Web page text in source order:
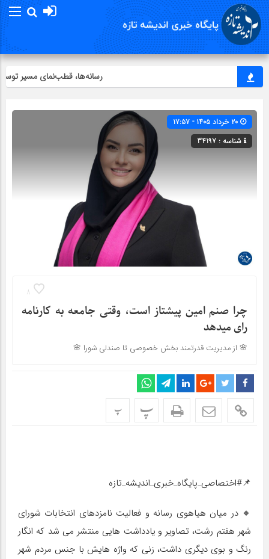
رسانه‌ها، قطب‌نمای مسیر
شناسه : 34197
8
چرا صنم امین پیشتاز است، وقتی جامعه به کارنامه
رای میدهد
🌸 از مدیریت قدرتمند بخش خصوصی تا صندلی شورا 🌸
پ پ
📌#اختصاصی_پایگاه_خبری_اندیشه_تازه
🔸 در میان هیاهوی رسانه و فعالیت نامزدهای انتخابات شورای
شهر هفتم رشت، تصاویر و یادداشت هایی منتشر می شد که انگار
رنگ و بوی دیگری داشت، زنی که واژه هایش با جنس مردم شهر